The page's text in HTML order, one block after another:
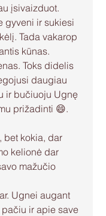
įsivaizduot.
gyveni ir sukiesi
Tada vakarop
kūnas.
Toks didelis
daugiau
ir bučiuoju Ugnę
prižadinti 😄.
bet kokia, dar
kelionė dar
mažučio
Ugnei augant
ir apie save